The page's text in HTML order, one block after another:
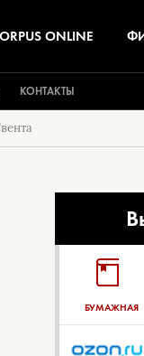
ONLINE
КОНТАКТЫ
БУМАЖНАЯ